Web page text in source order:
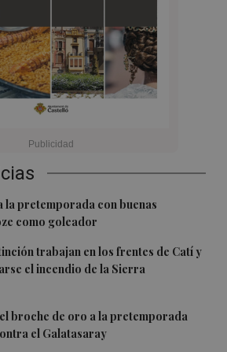
pretemporada con buenas
como goleador
trabajan en los frentes de Catí y
el incendio de la Sierra
broche de oro a la pretemporada
el Galatasaray